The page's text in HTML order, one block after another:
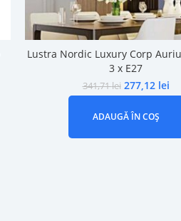
Lustra Nordic Luxury Corp
3 x E27
341,71lei 277,12 lei
ADAUGĂ ÎN COȘ